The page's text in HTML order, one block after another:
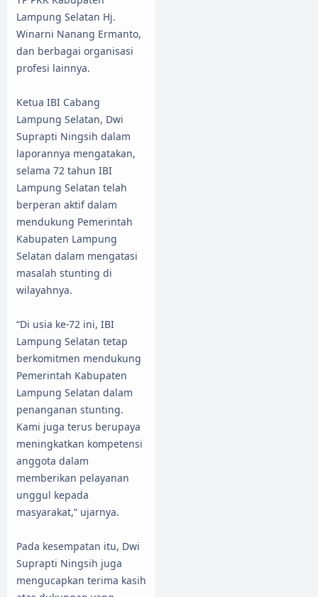
Lampung Selatan Hj.
Winarni Nanang Ermanto,
dan berbagai organisasi
profesi lainnya.
Ketua IBI Cabang
Lampung Selatan, Dwi
Suprapti Ningsih dalam
laporannya mengatakan,
selama 72 tahun IBI
Lampung Selatan telah
berperan aktif dalam
mendukung Pemerintah
Kabupaten Lampung
Selatan dalam mengatasi
masalah stunting di
wilayahnya.
“Di usia ke-72 ini, IBI
Lampung Selatan tetap
berkomitmen mendukung
Pemerintah Kabupaten
Lampung Selatan dalam
penanganan stunting.
Kami juga terus berupaya
meningkatkan kompetensi
anggota dalam
memberikan pelayanan
unggul kepada
masyarakat,” ujarnya.
Pada kesempatan itu, Dwi
Suprapti Ningsih juga
mengucapkan terima kasih